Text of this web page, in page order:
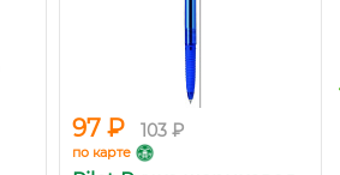
97 ₽ 103 ₽
по карте